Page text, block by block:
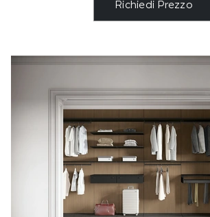
Richiedi Prezzo